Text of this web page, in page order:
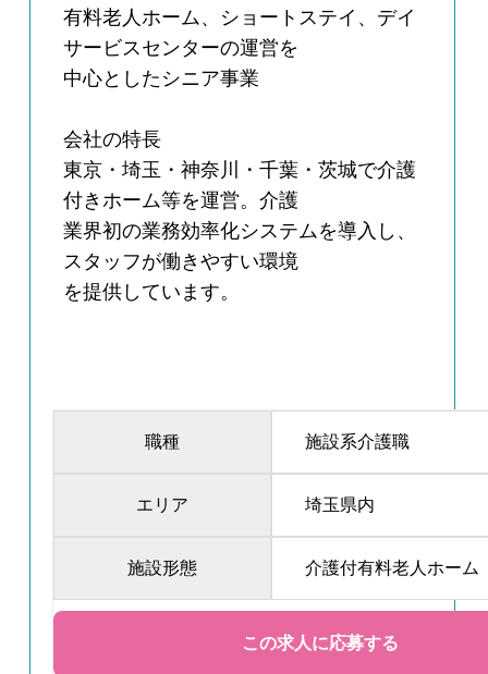
有料老人ホーム、ショートステイ、デイ
サービスセンターの運営を
中心としたシニア事業
会社の特長
東京・埼玉・神奈川・千葉・茨城で介護
付きホーム等を運営。介護
業界初の業務効率化システムを導入し、
スタッフが働きやすい環境
を提供しています。
職種 施設系介護職
エリア 埼玉県内
施設形態 介護付有料老人ホーム